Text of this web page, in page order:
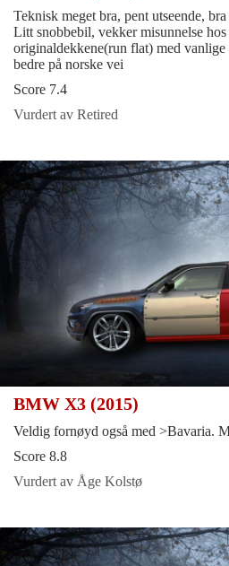
Teknisk meget bra, pent utseende,
Litt snobbebil, vekker misunnelse
originaldekkene(run flat) med
bedre på norske vei
Score 7.4
Vurdert av Retired
BMW X3 (2015)
Veldig fornøyd også med >Bavaria.
Score 8.8
Vurdert av Åge Kolstø